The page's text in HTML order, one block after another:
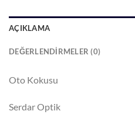
AÇIKLAMA
DEĞERLENDIRMELER (0)
Oto Kokusu
Serdar Optik